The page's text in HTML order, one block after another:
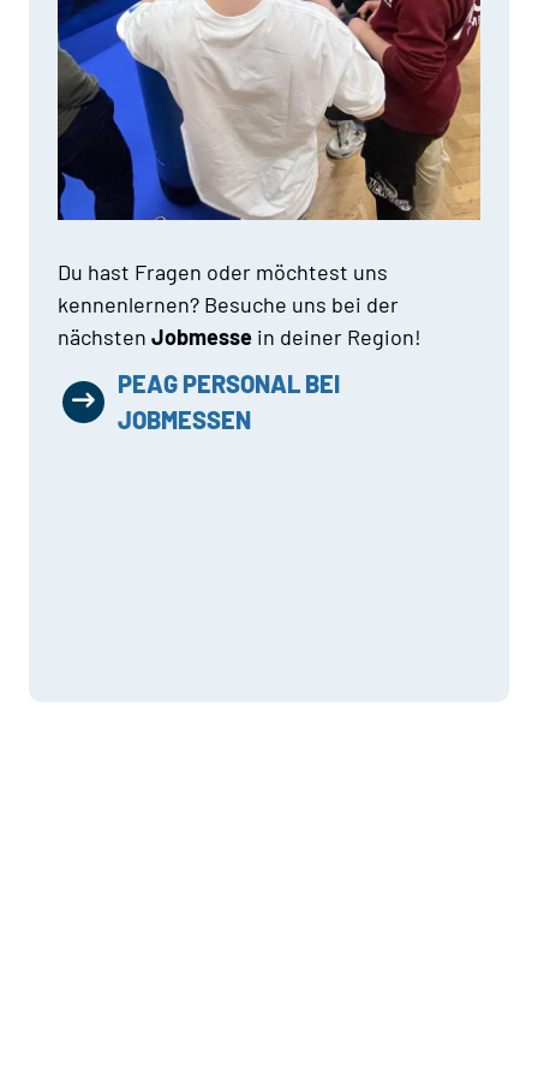
Du hast Fragen oder möchtest uns
kennenlernen? Besuche uns bei der
nächsten Jobmesse in deiner Region!
PEAG PERSONAL BEI
JOBMESSEN